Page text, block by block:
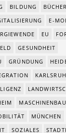
BILDUNG BÜCHER
E-
EU
GESUNDHEIT
GRÜNDUNG
MASCHINENBAU
MÜNCHEN
SOZIALES